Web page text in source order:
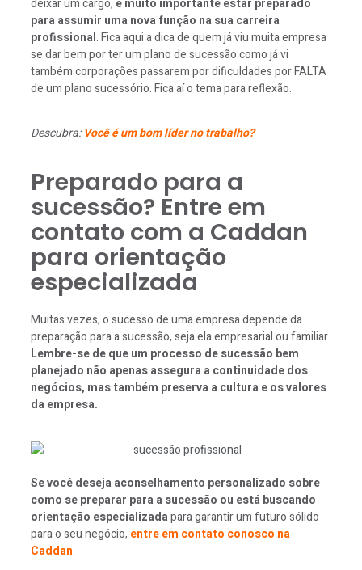
deixar um cargo, é muito importante estar preparado
para assumir uma nova função na sua carreira
profissional. Fica aqui a dica de quem já viu muita empresa
se dar bem por ter um plano de sucessão como já vi
também corporações passarem por dificuldades por FALTA
de um plano sucessório. Fica aí o tema para reflexão.
Descubra:Você é um bom líder no trabalho?
Preparado para a
sucessão? Entre em
contato com a Caddan
para orientação
especializada
Muitas vezes, o sucesso de uma empresa depende da
preparação para a sucessão, seja ela empresarial ou familiar.
Lembre-se de que um processo de sucessão bem
planejado não apenas assegura a continuidade dos
negócios, mas também preserva a cultura e os valores
da empresa.
Se você deseja aconselhamento personalizado sobre
como se preparar para a sucessão ou está buscando
orientação especializadapara garantir um futuro sólido
para o seu negócio, entre em contato conosco na
Caddan.